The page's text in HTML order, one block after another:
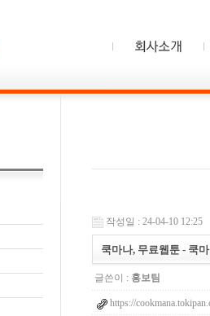
작성일 : 24-04-10 12:25
쿡마나, 무료웹툰 - 쿡
글쓴이 : 홍보팀
https://